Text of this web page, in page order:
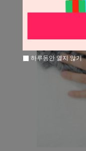
하루동안 열지 않기